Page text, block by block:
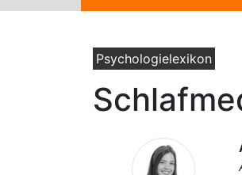
Psychologielexikon